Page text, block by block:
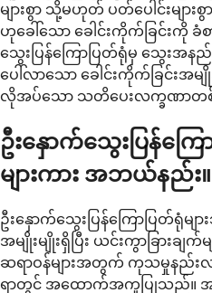
များစွာ သို့မဟုတ် ပတ်ပေါင်းများစွ
ဟုခေါ်သော ခေါင်းကိုက်ခြင်းကို ခံ
သွေးပြန်ကြောပြတ်ရုံမှ သွေးအနည်
ပေါ်လာသော ခေါင်းကိုက်ခြင်းအမ
လိုအပ်သော သတိပေးလက္ခဏာတ
ဦးနှောက်သွေးပြန်ကြ
များကား အဘယ်နည်း။
ဦးနှောက်သွေးပြန်ကြောပြတ်ရုံမ
အမျိုးမျိုးရှိပြီး ယင်းကွာခြားချ
ဆရာဝန်များအတွက် ကုသမှုနည်း
ရာတွင် အထောက်အကူပြုသည်။ အဖြ